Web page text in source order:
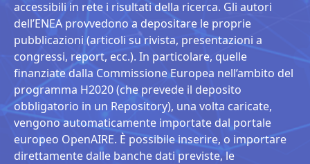
accessibili in rete i risultati della ricerca. Gli autori
dell’ENEA provvedono a depositare le proprie
pubblicazioni (articoli su rivista, presentazioni a
congressi, report, ecc.). In particolare, quelle
finanziate dalla Commissione Europea nell’ambito del
programma H2020 (che prevede il deposito
obbligatorio in un Repository), una volta caricate,
vengono automaticamente importate dal portale
europeo OpenAIRE. È possibile inserire, o importare
direttamente dalle banche dati previste, le